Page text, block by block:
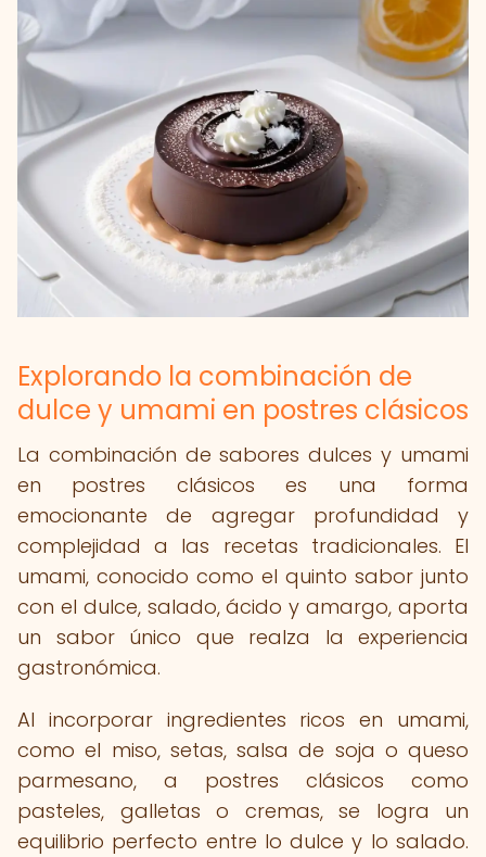
Explorando la combinación de
dulce y umami en postres clásicos
La combinación de sabores dulces y umami
en postres clásicos es una forma
emocionante de agregar profundidad y
complejidad a las recetas tradicionales. El
umami, conocido como el quinto sabor junto
con el dulce, salado, ácido y amargo, aporta
un sabor único que realza la experiencia
gastronómica.
Al incorporar ingredientes ricos en umami,
como el miso, setas, salsa de soja o queso
parmesano, a postres clásicos como
pasteles, galletas o cremas, se logra un
equilibrio perfecto entre lo dulce y lo salado.